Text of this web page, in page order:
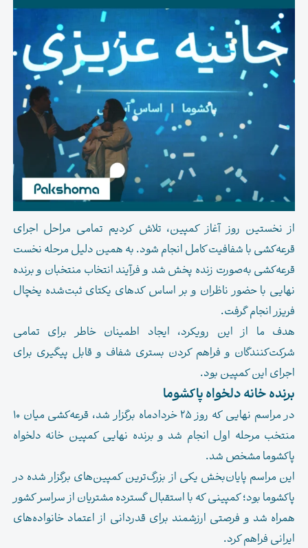
از نخستین روز آغاز کمپین، تلاش کردیم تمامی مراحل اجرای
قرعه‌کشی با شفافیت کامل انجام شود. به همین دلیل مرحله نخست
قرعه‌کشی به‌صورت زنده پخش شد و فرآیند انتخاب منتخبان و برنده
نهایی با حضور ناظران و بر اساس کدهای یکتای ثبت‌شده یخچال
فریزر انجام گرفت.
هدف ما از این رویکرد، ایجاد اطمینان خاطر برای تمامی
شرکت‌کنندگان و فراهم کردن بستری شفاف و قابل پیگیری برای
اجرای این کمپین بود.
برنده خانه دلخواه پاکشوما
در مراسم نهایی که روز ۲۵ خردادماه برگزار شد، قرعه‌کشی میان ۱۰
منتخب مرحله اول انجام شد و برنده نهایی کمپین خانه دلخواه
پاکشوما مشخص شد.
این مراسم پایان‌بخش یکی از بزرگ‌ترین کمپین‌های برگزار شده در
پاکشوما بود؛ کمپینی که با استقبال گسترده مشتریان از سراسر کشور
همراه شد و فرصتی ارزشمند برای قدردانی از اعتماد خانواده‌های
ایرانی فراهم کرد.